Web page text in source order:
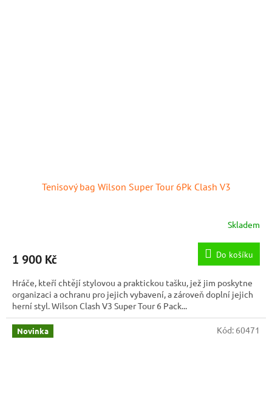
Tenisový bag Wilson Super Tour 6Pk Clash V3
Skladem
1 900 Kč Do košíku
Hráče, kteří chtějí stylovou a praktickou tašku, jež jim poskytne
organizaci a ochranu pro jejich vybavení, a zároveň doplní jejich
herní styl. Wilson Clash V3 Super Tour 6 Pack...
Novinka Kód: 60471